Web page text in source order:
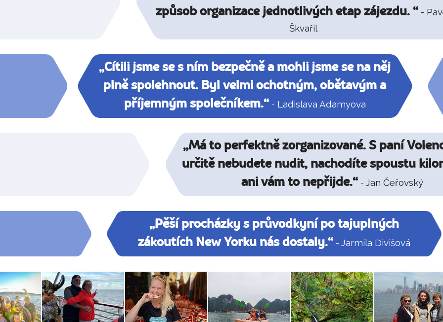
způsob organizace jednotlivých etap zájezdu. “ -
Škvařil
„Cítili jsme se s ním bezpečně a mohli jsme se na něj
plně spolehnout. Byl velmi ochotným, obětavým a
příjemným společníkem.“- Ladislava Adamyova
„Má to perfektně zorganizované. S paní
určitě nebudete nudit, nachodíte spoustu
ani vám to nepřijde.“ - Jan Čeřovský
„Pěší procházky s průvodkyní po tajuplných
zákoutích New Yorku nás dostaly.“- Jarmila Divišová